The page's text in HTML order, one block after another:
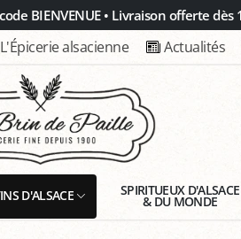
BIENVENUE • Livraison offerte
L'Épicerie alsacienne Actualités
D'ALSACE SPIRITUEUX D'ALSACE
& DU MONDE